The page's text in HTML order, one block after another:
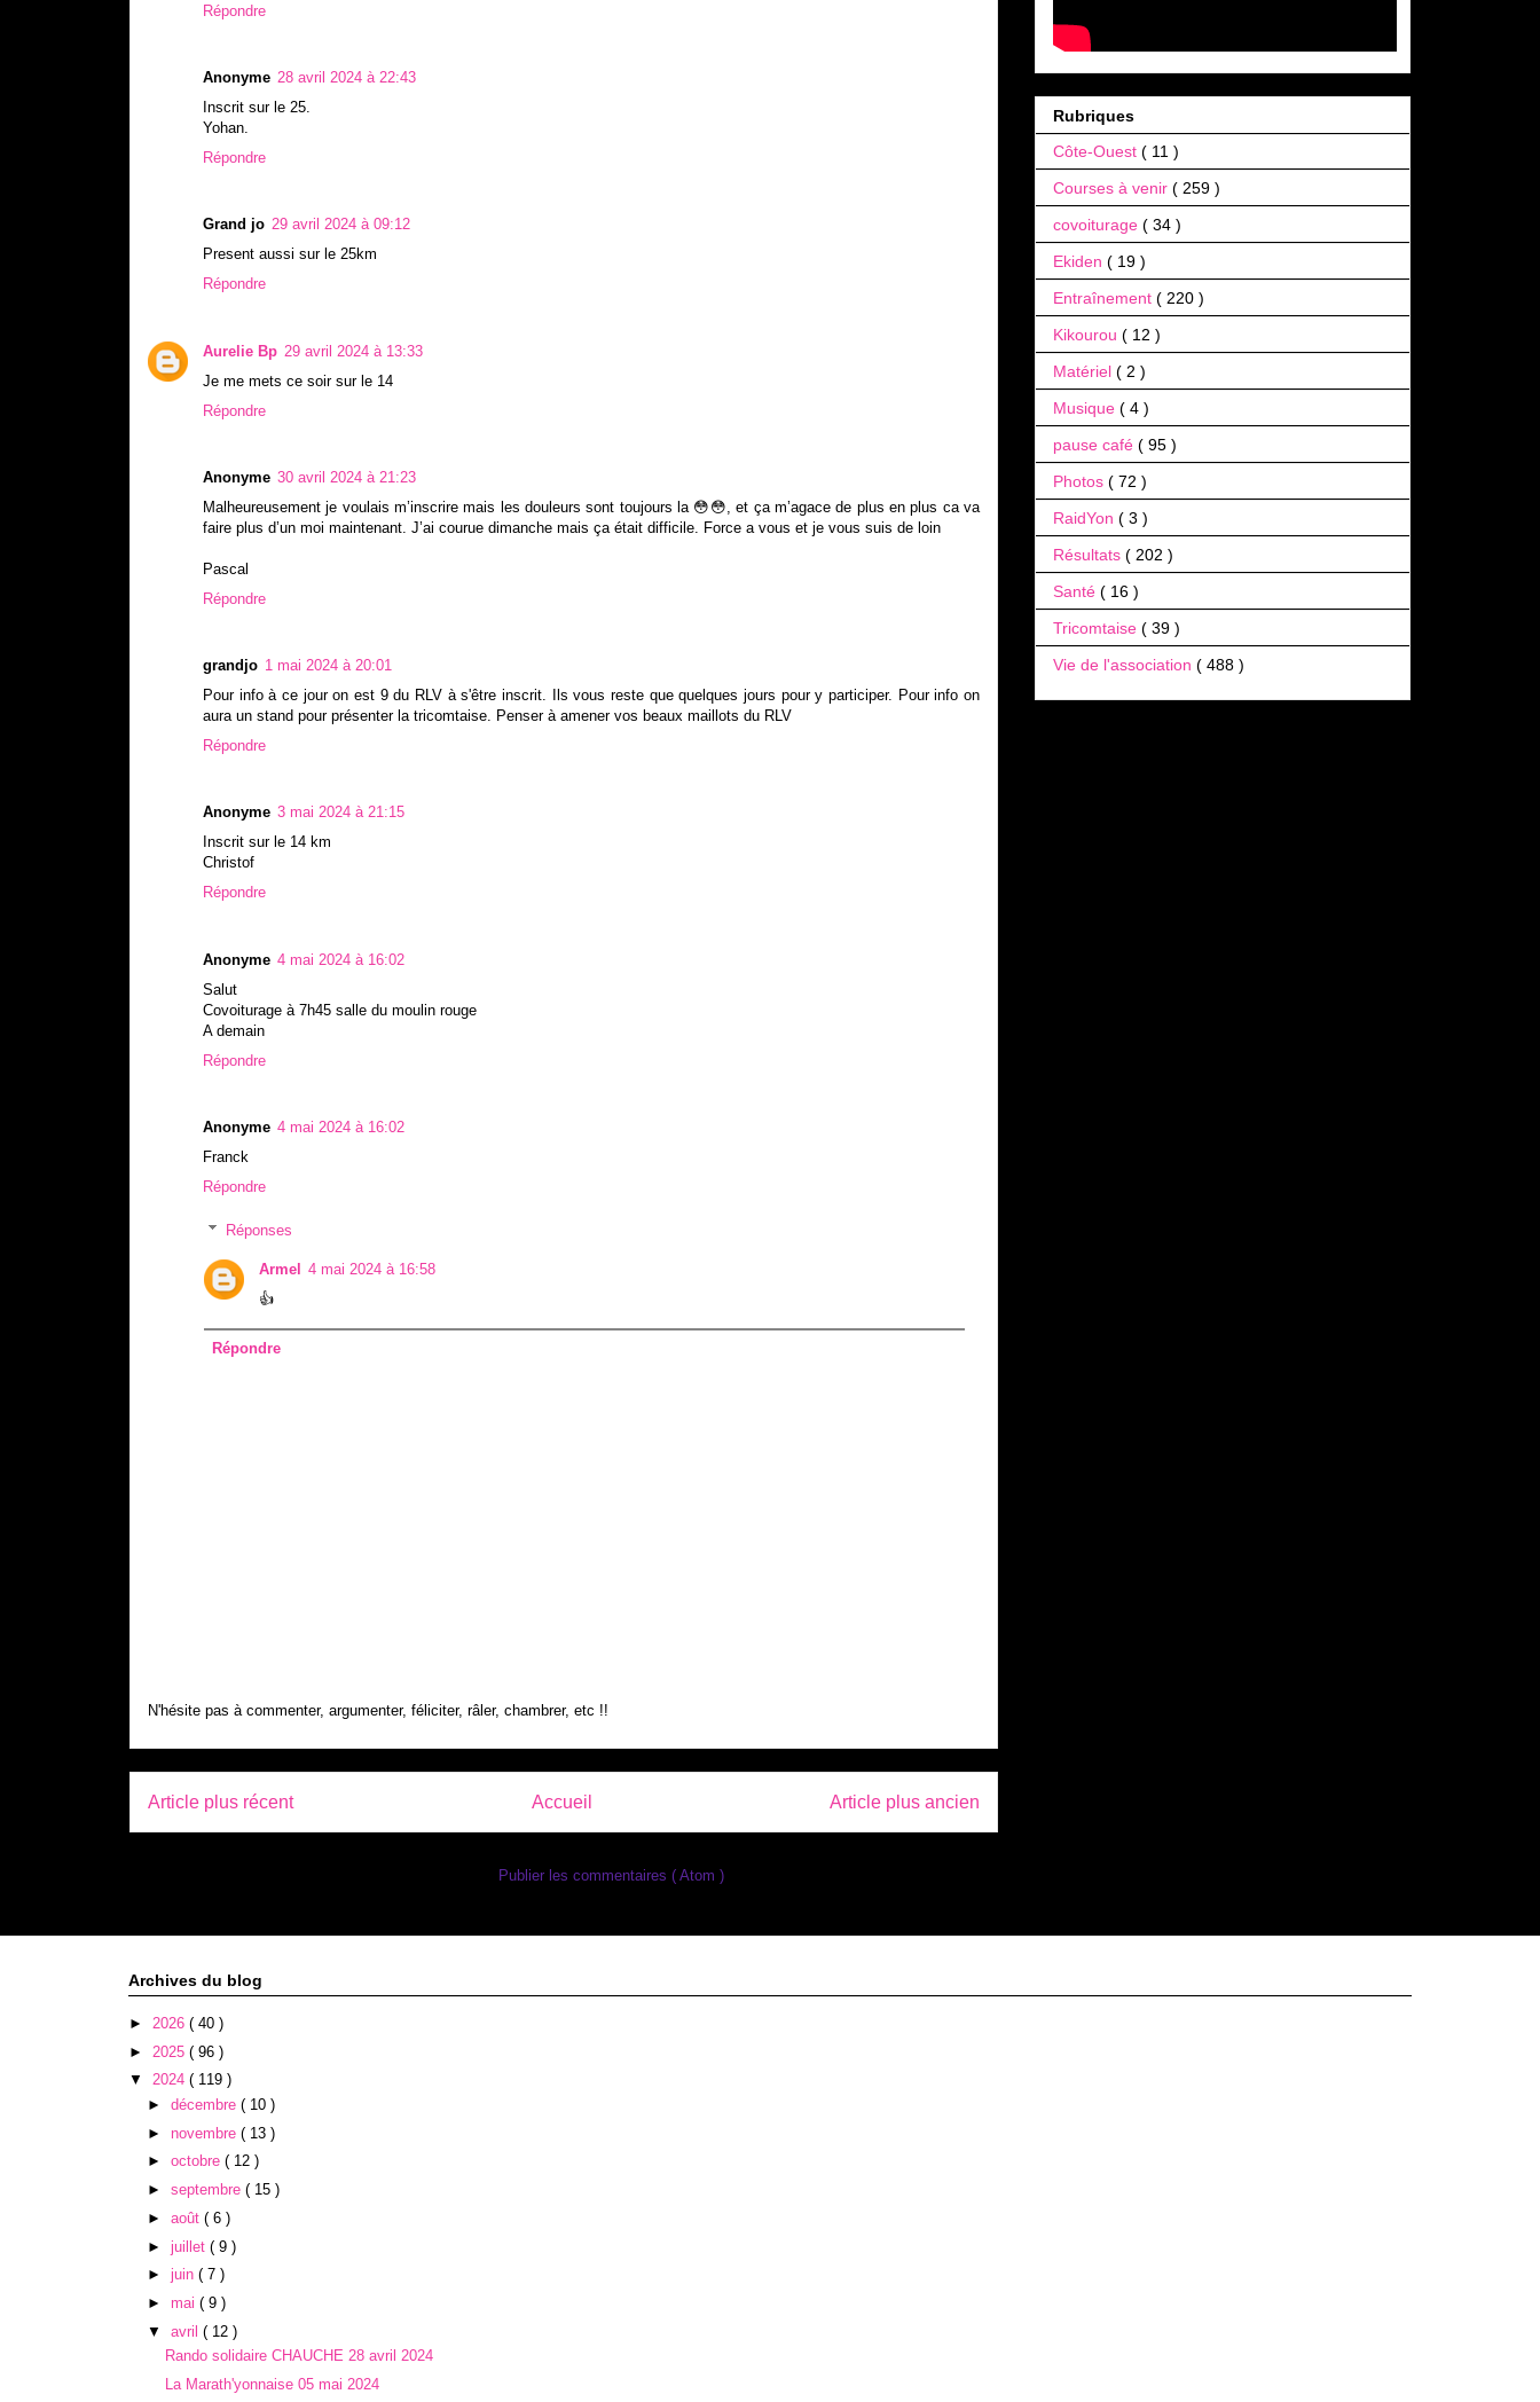
Répondre
Anonyme 28 avril 2024 à 22:43
Inscrit sur le 25.
Yohan.
Répondre
Grand jo 29 avril 2024 à 09:12
Present aussi sur le 25km
Répondre
Aurelie Bp 29 avril 2024 à 13:33
Je me mets ce soir sur le 14
Répondre
Anonyme 30 avril 2024 à 21:23
Malheureusement je voulais m’inscrire mais les douleurs sont toujours la 😳😳, et ça m’agace de plus en plus ca va
faire plus d’un moi maintenant. J’ai courue dimanche mais ça était difficile. Force a vous et je vous suis de loin
Pascal
Répondre
grandjo 1 mai 2024 à 20:01
Pour info à ce jour on est 9 du RLV à s'être inscrit. Ils vous reste que quelques jours pour y participer. Pour info on
aura un stand pour présenter la tricomtaise. Penser à amener vos beaux maillots du RLV
Répondre
Anonyme 3 mai 2024 à 21:15
Inscrit sur le 14 km
Christof
Répondre
Anonyme 4 mai 2024 à 16:02
Salut
Covoiturage à 7h45 salle du moulin rouge
A demain
Répondre
Anonyme 4 mai 2024 à 16:02
Franck
Répondre
Réponses
Armel
4 mai 2024 à 16:58
👍
Répondre
N'hésite pas à commenter, argumenter, féliciter, râler, chambrer, etc !!
Article plus récent Article plus ancien
Accueil
Publier les commentaires ( Atom )
Rubriques
Côte-Ouest ( 11 )
Courses à venir ( 259 )
covoiturage ( 34 )
Ekiden ( 19 )
Entraînement ( 220 )
Kikourou ( 12 )
Matériel ( 2 )
Musique ( 4 )
pause café ( 95 )
Photos ( 72 )
RaidYon ( 3 )
Résultats ( 202 )
Santé ( 16 )
Tricomtaise ( 39 )
Vie de l'association ( 488 )
Archives du blog
► 2026 ( 40 )
► 2025 ( 96 )
▼ 2024 ( 119 )
► décembre ( 10 )
► novembre ( 13 )
► octobre ( 12 )
► septembre ( 15 )
► août ( 6 )
► juillet ( 9 )
► juin ( 7 )
► mai ( 9 )
▼ avril ( 12 )
Rando solidaire CHAUCHE 28 avril 2024
La Marath'yonnaise 05 mai 2024